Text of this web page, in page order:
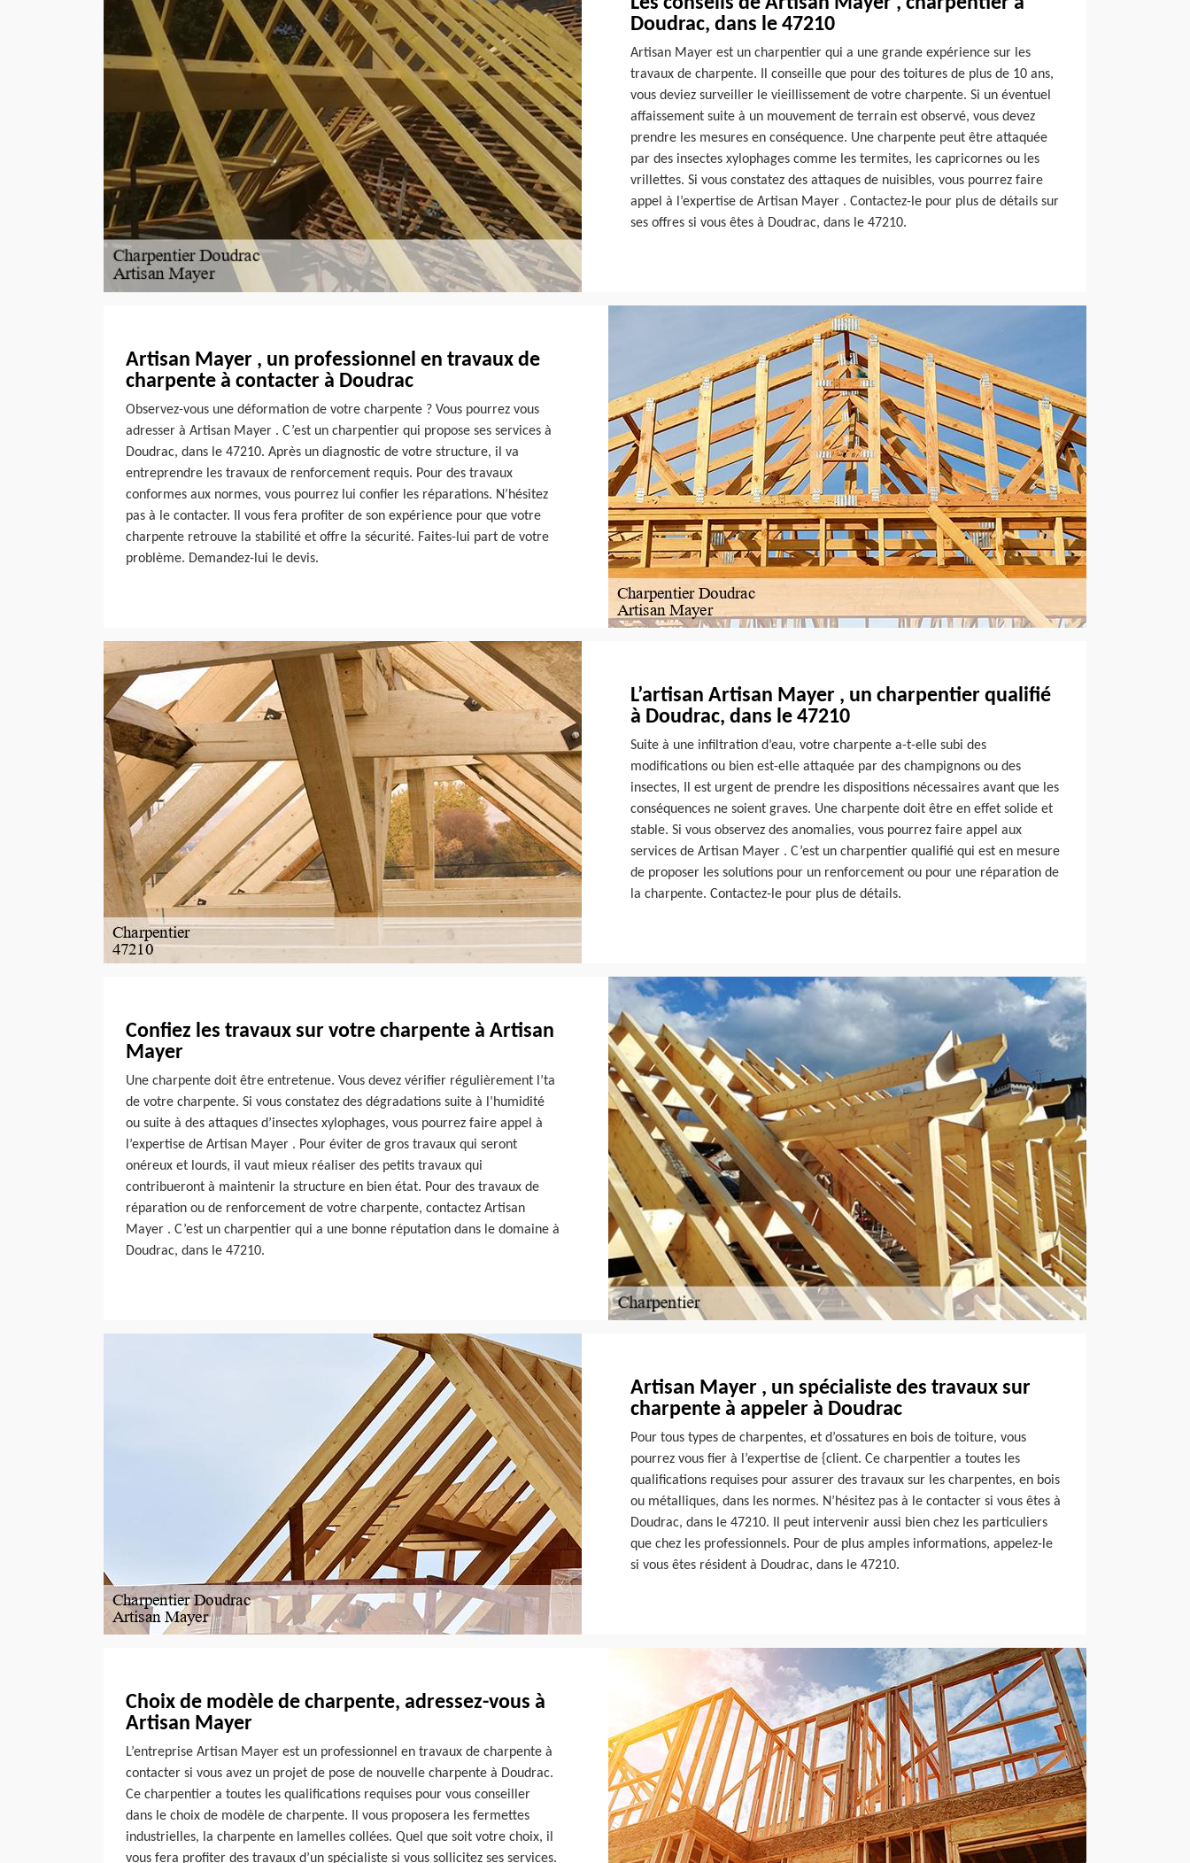
Doudrac, dans le 47210
Artisan Mayer est un charpentier qui a une grande expérience sur les
travaux de charpente. Il conseille que pour des toitures de plus de 10 ans,
vous deviez surveiller le vieillissement de votre charpente. Si un éventuel
affaissement suite à un mouvement de terrain est observé, vous devez
prendre les mesures en conséquence. Une charpente peut être attaquée
par des insectes xylophages comme les termites, les capricornes ou les
vrillettes. Si vous constatez des attaques de nuisibles, vous pourrez faire
appel à l’expertise de Artisan Mayer . Contactez-le pour plus de détails sur
ses offres si vous êtes à Doudrac, dans le 47210.
Artisan Mayer , un professionnel en travaux de
charpente à contacter à Doudrac
Observez-vous une déformation de votre charpente ? Vous pourrez vous
adresser à Artisan Mayer . C’est un charpentier qui propose ses services à
Doudrac, dans le 47210. Après un diagnostic de votre structure, il va
entreprendre les travaux de renforcement requis. Pour des travaux
conformes aux normes, vous pourrez lui confier les réparations. N’hésitez
pas à le contacter. Il vous fera profiter de son expérience pour que votre
charpente retrouve la stabilité et offre la sécurité. Faites-lui part de votre
problème. Demandez-lui le devis.
L’artisan Artisan Mayer , un charpentier qualifié
à Doudrac, dans le 47210
Suite à une infiltration d’eau, votre charpente a-t-elle subi des
modifications ou bien est-elle attaquée par des champignons ou des
insectes, Il est urgent de prendre les dispositions nécessaires avant que les
conséquences ne soient graves. Une charpente doit être en effet solide et
stable. Si vous observez des anomalies, vous pourrez faire appel aux
services de Artisan Mayer . C’est un charpentier qualifié qui est en mesure
de proposer les solutions pour un renforcement ou pour une réparation de
la charpente. Contactez-le pour plus de détails.
Confiez les travaux sur votre charpente à Artisan
Mayer
Une charpente doit être entretenue. Vous devez vérifier régulièrement l’ta
de votre charpente. Si vous constatez des dégradations suite à l’humidité
ou suite à des attaques d’insectes xylophages, vous pourrez faire appel à
l’expertise de Artisan Mayer . Pour éviter de gros travaux qui seront
onéreux et lourds, il vaut mieux réaliser des petits travaux qui
contribueront à maintenir la structure en bien état. Pour des travaux de
réparation ou de renforcement de votre charpente, contactez Artisan
Mayer . C’est un charpentier qui a une bonne réputation dans le domaine à
Doudrac, dans le 47210.
Artisan Mayer , un spécialiste des travaux sur
charpente à appeler à Doudrac
Pour tous types de charpentes, et d’ossatures en bois de toiture, vous
pourrez vous fier à l’expertise de {client. Ce charpentier a toutes les
qualifications requises pour assurer des travaux sur les charpentes, en bois
ou métalliques, dans les normes. N’hésitez pas à le contacter si vous êtes à
Doudrac, dans le 47210. Il peut intervenir aussi bien chez les particuliers
que chez les professionnels. Pour de plus amples informations, appelez-le
si vous êtes résident à Doudrac, dans le 47210.
Choix de modèle de charpente, adressez-vous à
Artisan Mayer
L’entreprise Artisan Mayer est un professionnel en travaux de charpente à
contacter si vous avez un projet de pose de nouvelle charpente à Doudrac.
Ce charpentier a toutes les qualifications requises pour vous conseiller
dans le choix de modèle de charpente. Il vous proposera les fermettes
industrielles, la charpente en lamelles collées. Quel que soit votre choix, il
vous fera profiter des travaux d’un spécialiste si vous sollicitez ses services.